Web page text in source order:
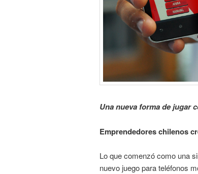
Una nueva forma de jugar
Emprendedores chilenos
Lo que comenzó como una
nuevo juego para teléfonos